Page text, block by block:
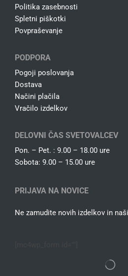
Politika zasebnosti
Spletni piškotki
Povpraševanje
PODPORA
Pogoji poslovanja
Dostava
Načini plačila
Vračilo izdelkov
DELOVNI ČAS SVETOVALCEV
Pon. – Pet. : 9.00 – 18.00 ure
Sobota: 9.00 – 15.00 ure
PRIJAVA NA NOVICE
Ne zamudite novih izdelkov in